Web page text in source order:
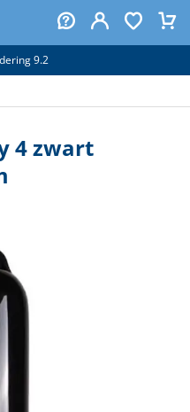
9.2
4 zwart